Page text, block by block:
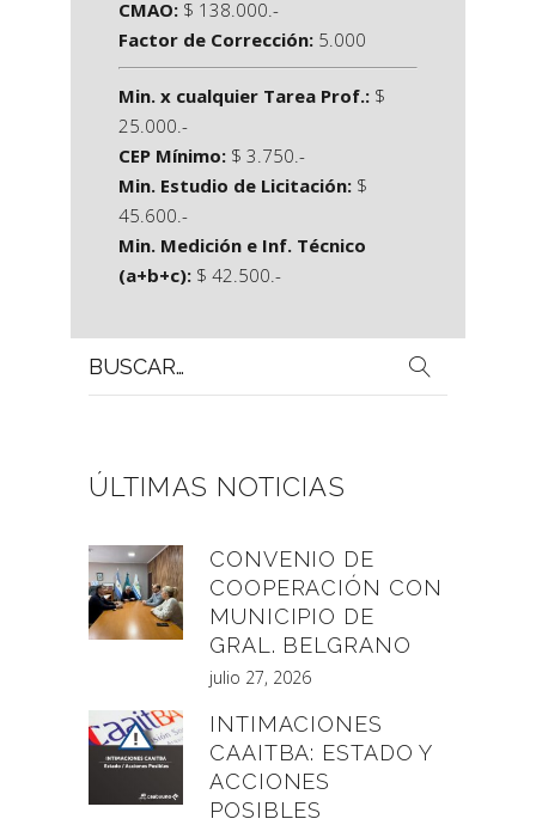
CMAO: $ 138.000.-
Factor de Corrección: 5.000
Min. x cualquier Tarea Prof.: $
25.000.-
CEP Mínimo: $ 3.750.-
Min. Estudio de Licitación: $
45.600.-
Min. Medición e Inf. Técnico
(a+b+c): $ 42.500.-
por:
ÚLTIMAS NOTICIAS
CONVENIO DE
COOPERACIÓN CON
MUNICIPIO DE
GRAL. BELGRANO
julio 27, 2026
INTIMACIONES
CAAITBA: ESTADO Y
ACCIONES
POSIBLES